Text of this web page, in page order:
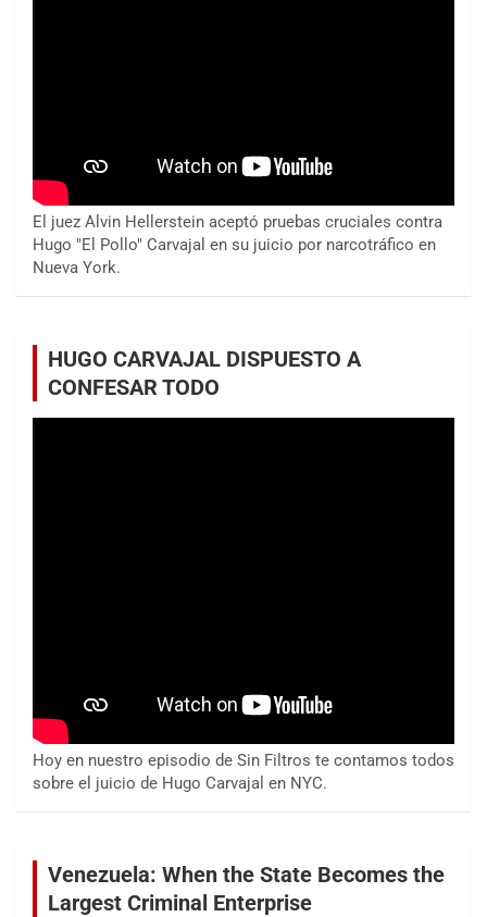
El juez Alvin Hellerstein aceptó pruebas cruciales contra
Hugo "El Pollo" Carvajal en su juicio por narcotráfico en
Nueva York.
HUGO CARVAJAL DISPUESTO A
CONFESAR TODO
Hoy en nuestro episodio de Sin Filtros te contamos todos
sobre el juicio de Hugo Carvajal en NYC.
Venezuela: When the State Becomes the
Largest Criminal Enterprise